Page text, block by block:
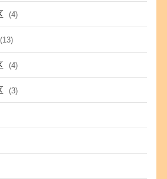
(4)
(13)
(4)
(3)